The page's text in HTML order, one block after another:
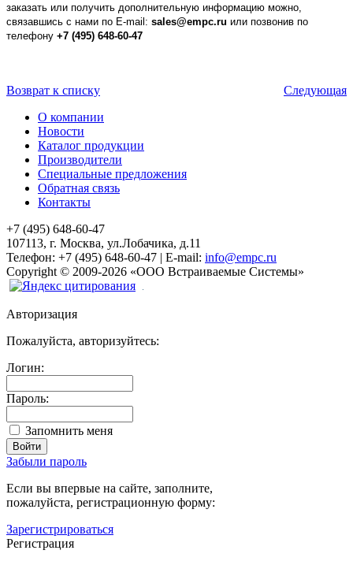
заказать или получить дополнительную информацию можно,
связавшись с нами по E-mail: sales@empc.ru или позвонив по
телефону +7 (495) 648-60-47
Возврат к списку
Следующая
О компании
Новости
Каталог продукции
Производители
Специальные предложения
Обратная связь
Контакты
+7 (495) 648-60-47
107113, г. Москва, ул.Лобачика, д.11
Телефон: +7 (495) 648-60-47 | E-mail: info@empc.ru
Copyright © 2009-2026 «ООО Встраиваемые Системы»
Авторизация
Пожалуйста, авторизуйтесь:
Логин:
Пароль:
Запомнить меня
Забыли пароль
Если вы впервые на сайте, заполните,
пожалуйста, регистрационную форму:
Зарегистрироваться
Регистрация